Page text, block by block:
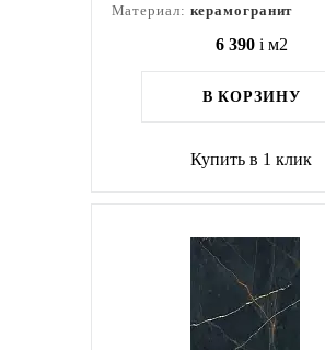
Материал: керамогранит
6 390 i м2
В КОРЗИНУ
Купить в 1 клик